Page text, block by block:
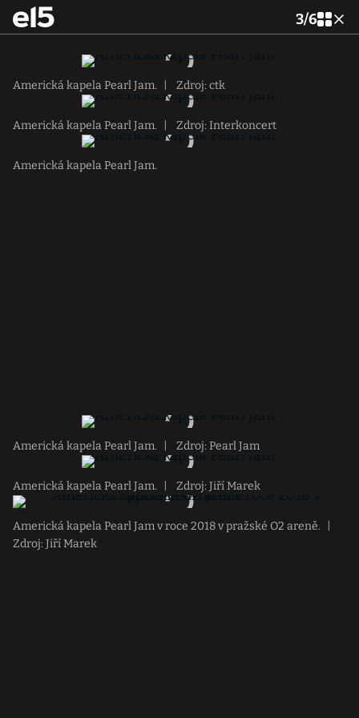
3/6
Americká kapela Pearl Jam. Zdroj: ctk
Americká kapela Pearl Jam. Zdroj: Interkoncert
Americká kapela Pearl Jam.
Americká kapela Pearl Jam. Zdroj: Pearl Jam
Americká kapela Pearl Jam. Zdroj: Jiří Marek
Americká kapela Pearl Jam v roce 2018 v pražské O2 areně.
Zdroj: Jiří Marek